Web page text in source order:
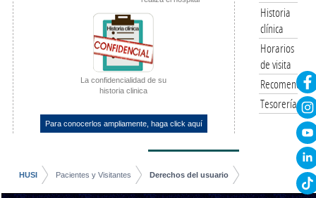
La confidencialidad de su
historia clinica
Para conocerlos ampliamente, haga click aquí
HUSI Pacientes y Visitantes Derechos del usuario
Historia
clínica
Horarios
de visita
Tesorería